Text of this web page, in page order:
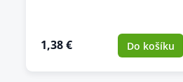
1,38 € Do košíku